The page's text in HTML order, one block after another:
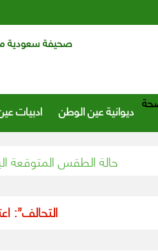
صحيفة سعودية
ديوانية عين الوطن ادبيات
حالة الطقس المتوقعة اليوم
“التحالف”: